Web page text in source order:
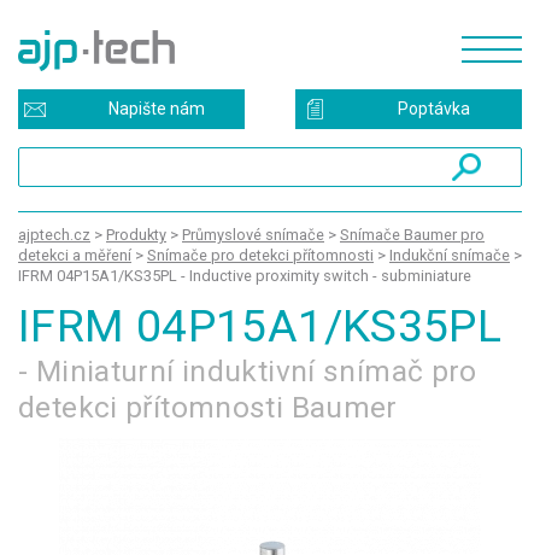
Poptávka
Napište nám
ajptech.cz > Produkty > Průmyslové snímače > Snímače Baumer pro
detekci a měření > Snímače pro detekci přítomnosti > Indukční snímače >
IFRM 04P15A1/KS35PL - Inductive proximity switch - subminiature
IFRM 04P15A1/KS35PL
- Miniaturní induktivní snímač pro
detekci přítomnosti Baumer